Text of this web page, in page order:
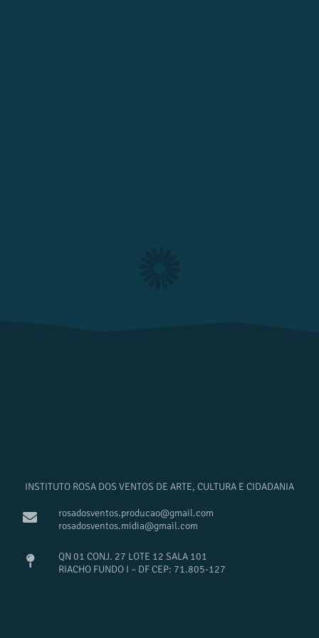
INSTITUTO ROSA DOS VENTOS DE ARTE, CULTURA E CIDADANIA
rosadosventos.producao@gmail.com
rosadosventos.midia@gmail.com
QN 01 CONJ. 27 LOTE 12 SALA 101
RIACHO FUNDO I – DF CEP: 71.805-127